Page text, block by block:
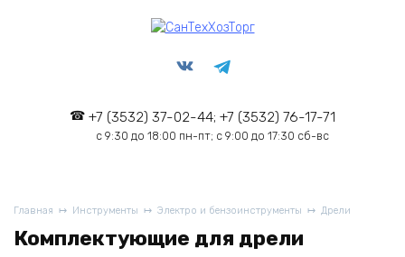
+7 (3532) 37-02-44; +7 (3532) 76-17-71
с 9:30 до 18:00 пн-пт; с 9:00 до 17:30 сб-вс
Главная Инструменты Электро и бензоинструменты Дрели
Комплектующие для дрели